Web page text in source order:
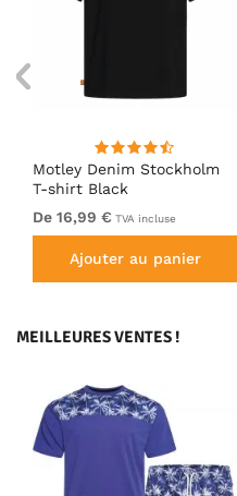
Motley Denim Stockholm
T-shirt Black
De 16,99 € TVA incluse
Ajouter au panier
MEILLEURES VENTES !